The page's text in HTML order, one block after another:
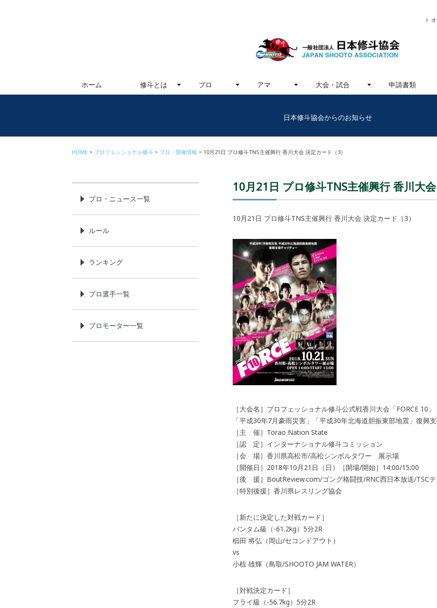
ホーム 修斗とは プロ アマ 大会・試合 申請書類
日本修斗協会からのお知らせ
HOME プロフェッショナル修斗 プロ・開催情報 10月21日 プロ修斗TNS主催興行 香川大会 決定カード（3）
10月21日 プロ修斗TNS主催興行 香川大会
10月21日 プロ修斗TNS主催興行 香川大会 決定カード（3）
［大会名］プロフェッショナル修斗公式戦香川大会「FORCE 10」
「平成30年7月豪雨災害」「平成30年北海道胆振東部地震」復興
［主 催］Torao Nation State
［認 定］インターナショナル修斗コミッション
［会 場］香川県高松市/高松シンボルタワー 展示場
［開催日］2018年10月21日（日）［開場/開始］14:00/15:00
［後 援］BoutReview.com/ゴング格闘技/RNC西日本放送/TSC
［特別後援］香川県レスリング協会
［新たに決定した対戦カード］
バンタム級（-61.2kg）5分2R
椙田 将弘（岡山/セコンドアウト）
vs
小椋 雄輝（鳥取/SHOOTO JAM WATER）
［対戦決定カード］
フライ級（-56.7kg）5分2R
プロ・ニュース一覧
ルール
ランキング
プロ選手一覧
プロモーター一覧